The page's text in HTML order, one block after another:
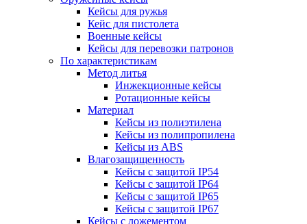
Кейсы для ружья
Кейс для пистолета
Военные кейсы
Кейсы для перевозки патронов
По характеристикам
Метод литья
Инжекционные кейсы
Ротационные кейсы
Материал
Кейсы из полиэтилена
Кейсы из полипропилена
Кейсы из ABS
Влагозащищенность
Кейсы c защитой IP54
Кейсы c защитой IP64
Кейсы c защитой IP65
Кейсы c защитой IP67
Кейсы с ложементом